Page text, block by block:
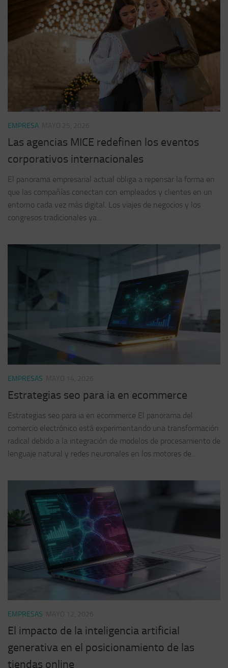
EMPRESA
Las agencias MICE redefinen los eventos
corporativos internacionales
El panorama empresarial actual obliga a repensar la forma en
que las compañías conectan con empleados y clientes en un
entorno cada vez más digital. Los viajes de negocios y los
congresos tradicionales ya...
EMPRESAS
Estrategias seo para ia en ecommerce
Estrategias seo para ia en ecommerce El panorama del
comercio electrónico está experimentando una transformación
radical debido a la integración de modelos de procesamiento de
lenguaje natural y redes neuronales en los motores de...
EMPRESAS
El impacto de la inteligencia artificial
generativa en el posicionamiento de las
tiendas online